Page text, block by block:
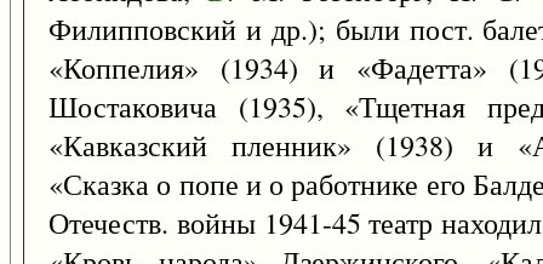
Филипповский и др.); были пост.
«Коппелия» (1934) и «Фадетта»
Шостаковича (1935), «Тщетная
«Кавказский пленник» (1938) и
«Сказка о попе и о работнике его
Отечеств. войны 1941-45 театр